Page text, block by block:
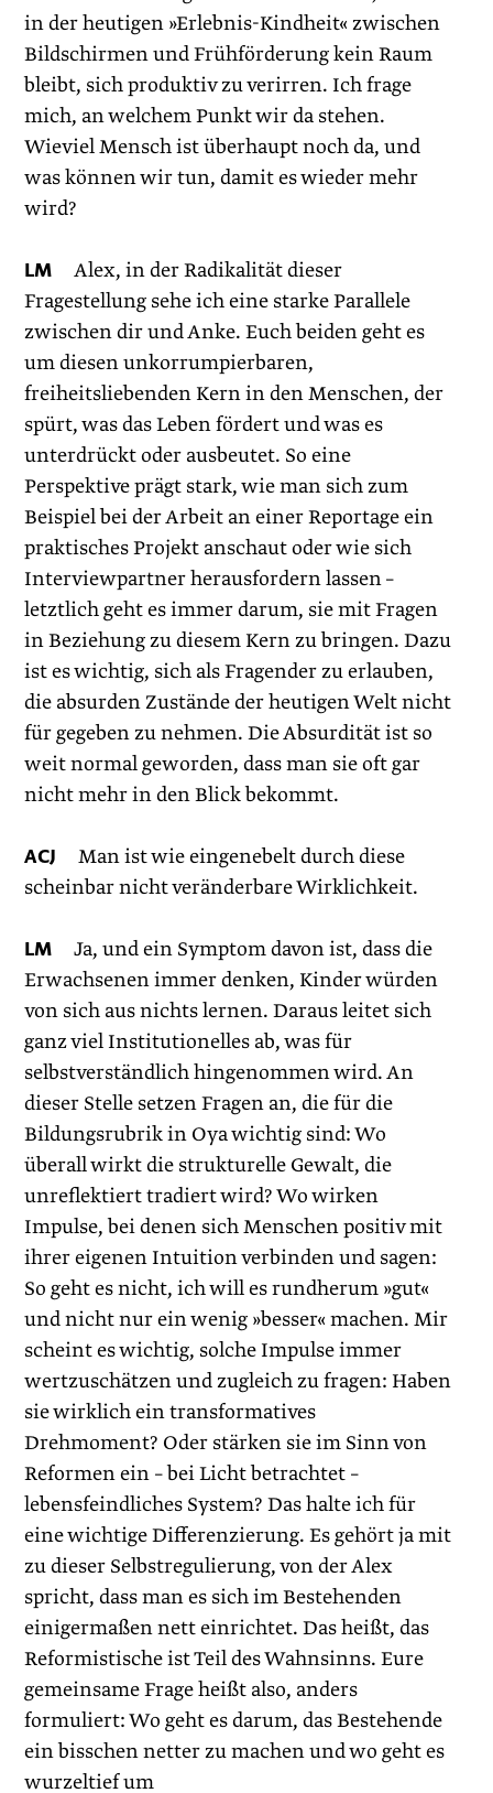
in der heutigen »Erlebnis-Kindheit« zwischen
Bildschirmen und Frühförderung kein Raum
bleibt, sich produktiv zu verirren. Ich frage
mich, an welchem Punkt wir da stehen.
Wieviel Mensch ist überhaupt noch da, und
was können wir tun, damit es wieder mehr
wird?
LM Alex, in der Radikalität dieser
Fragestellung sehe ich eine starke Parallele
zwischen dir und Anke. Euch beiden geht es
um diesen unkorrumpierbaren,
freiheitsliebenden Kern in den Menschen, der
spürt, was das Leben fördert und was es
unterdrückt oder ausbeutet. So eine
Perspektive prägt stark, wie man sich zum
Beispiel bei der Arbeit an einer Reportage ein
praktisches Projekt anschaut oder wie sich
Interviewpartner herausfordern lassen –
letztlich geht es immer darum, sie mit Fragen
in Beziehung zu diesem Kern zu bringen. Dazu
ist es wichtig, sich als Fragender zu erlauben,
die absurden Zustände der heutigen Welt nicht
für gegeben zu nehmen. Die Absurdität ist so
weit normal geworden, dass man sie oft gar
nicht mehr in den Blick bekommt.
ACJ Man ist wie eingenebelt durch diese
scheinbar nicht veränderbare Wirklichkeit.
LM Ja, und ein Symptom davon ist, dass die
Erwachsenen immer denken, Kinder würden
von sich aus nichts lernen. Daraus leitet sich
ganz viel Institutionelles ab, was für
selbstverständlich hingenommen wird. An
dieser Stelle setzen Fragen an, die für die
Bildungsrubrik in Oya wichtig sind: Wo
überall wirkt die strukturelle Gewalt, die
unreflektiert tradiert wird? Wo wirken
Impulse, bei denen sich Menschen positiv mit
ihrer eigenen Intuition verbinden und sagen:
So geht es nicht, ich will es rund­herum »gut«
und nicht nur ein wenig »besser« machen. Mir
scheint es wichtig, solche Impulse immer
wertzuschätzen und zugleich zu fragen: Haben
sie wirklich ein transformatives
Drehmoment? Oder stärken sie im Sinn von
Reformen ein – bei Licht betrachtet –
lebensfeindliches System? Das halte ich für
eine wichtige Differenzierung. Es gehört ja mit
zu dieser Selbstregulierung, von der Alex
spricht, dass man es sich im Bestehenden
einigermaßen nett einrichtet. Das heißt, das
Reformistische ist Teil des Wahnsinns. Eure
gemeinsame Frage heißt also, anders
formuliert: Wo geht es ­darum, das Bestehende
ein bisschen netter zu ­machen und wo geht es
wurzeltief um